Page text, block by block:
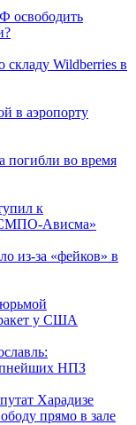
освободить
складу Wildberries в
в аэропорту
погибли во время
к
Ависма»
из-за «фейков» в
у США
НПЗ
Харадизе
прямо в зале